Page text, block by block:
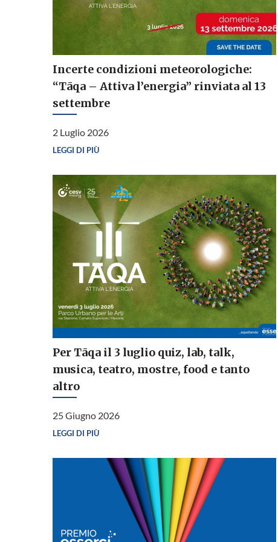
Incerte condizioni meteorologiche:
“Tāqa – Attiva l’energia” rinviata al 13
settembre
2 Luglio 2026
LEGGI DI PIÙ
Per Tāqa il 3 luglio quiz, lab, talk,
musica, teatro, mostre, food e tanto
altro
25 Giugno 2026
LEGGI DI PIÙ